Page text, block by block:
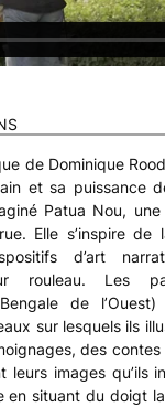
de Dominique
et sa puissance
Patua Nou, une
Elle s’inspire de
d’art
rouleau. Les
de
sur lesquels ils
des contes
leurs images qu’ils
en situant du doigt